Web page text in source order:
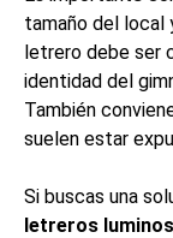
tamaño del local
letrero debe ser
identidad del
También
suelen estar
Si buscas una
letreros